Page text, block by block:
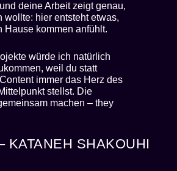
deine Arbeit zeigt genau,
wollte: hier entsteht etwas,
Hause kommen anfühlt.
würde ich natürlich
weil du statt
immer das Herz des
stellst. Die
machen – they
KATANEH SHAKOUHI